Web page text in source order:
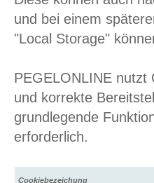
und bei einem
"Local Storage"
PEGELONLINE nutzt
und korrekte
grundlegende
erforderlich.
Cookiebezeichung